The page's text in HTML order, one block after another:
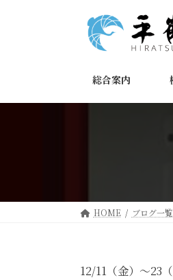
ス
ン
総合案内
HOME ブログ一覧
12/11（金）～23